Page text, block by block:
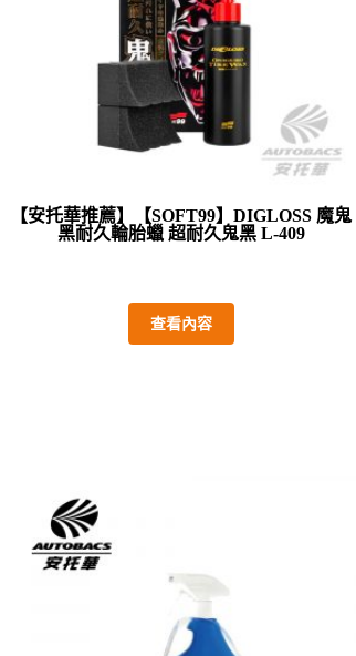
【安托華推薦】【SOFT99】DIGLOSS 魔鬼
黑耐久輪胎蠟 超耐久鬼黑 L-409
查看內容